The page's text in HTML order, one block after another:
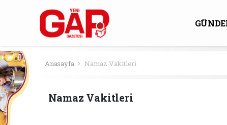
Anasayfa Namaz Vakitleri
Namaz Vakitleri